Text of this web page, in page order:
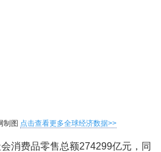
制图 点击查看更多全球经济数据>>
消费品零售总额274299亿元，同